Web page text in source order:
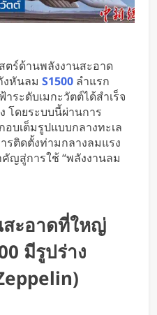
ยค้นพบวิธีผลิต
จากพลาสติกผสม โดย
ใช้คอมฯ ได้โดยไม่ต้อง
ตร์ด้านพลังงานสะอาด
งหันลม S1500 ลำแรก
ระดับเมกะวัตต์ได้สำเร็จ
โดยระบบนี้ผ่านการ
บเต็มรูปแบบกลางทะเล
รติดตั้งท่ามกลางลมแรง
ญสู่การใช้ “พลังงานลม
สะอาดที่ใหญ่
มีรูปร่าง